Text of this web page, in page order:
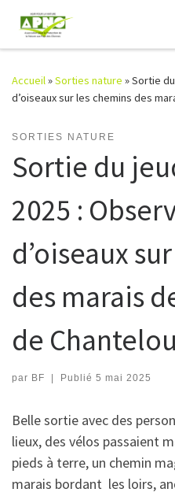
Passer au contenu
Accueil»Sorties nature »Sortie
d’oiseaux sur les chemins des
SORTIES NATURE
Sortie du
2025 :
d’oiseaux
des marais
de
par BF | Publié 5 mai 2025
Belle sortie avec des
lieux, des vélos passaient
pieds à terre, un chemin
marais bordant les loirs,